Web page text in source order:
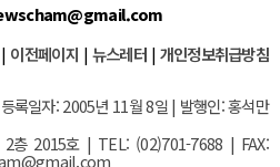
| 이전페이지 | 뉴스레터| 개인정보취급방침
록일자: 2005년 11월 8일 | 발행인: 홍석만
층 2015호| TEL: (02)701-7688 | FAX: